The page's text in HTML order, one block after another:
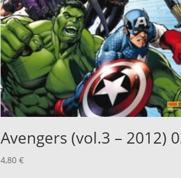
Avengers (vol.3 – 2012)
4,80€